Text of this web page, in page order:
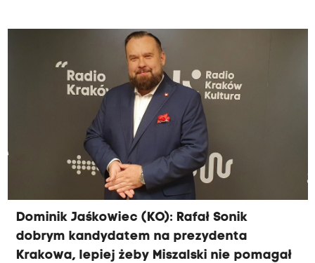
strona używa polityki zagranicznej na użytek
wewnętrznej polityki. W naszym interesie jest
niezależna i niepodległa Ukraina, która stanowi
bufor między Polską a Rosją" - mówił poseł
Jaśkowiec w porannej rozmowie Radia Kraków.
Jak przypomniał poseł KO, bez zgody Polski
Ukraina nie wstąpi w UE. "Finalnie Ukraina będzie
musiała ten dialog i tak z Polską podjąć. Przyjdzie
koza do woza" - dodał.
Dominik Jaśkowiec (KO): Rafał Sonik
dobrym kandydatem na prezydenta
Krakowa, lepiej żeby Miszalski nie pomagał